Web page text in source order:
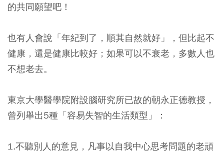
的共同願望吧！
也有人會說「年紀到了，順其自然就好」，但比起不
健康，還是健康比較好；如果可以不衰老，多數人也
不想老去。
東京大學醫學院附設腦研究所已故的朝永正德教授，
曾列舉出5種「容易失智的生活類型」：
1.不聽別人的意見，凡事以自我中心思考問題的老頑